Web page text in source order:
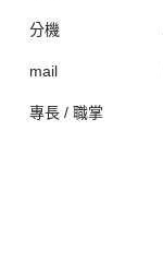
分機
mail
專長 / 職掌